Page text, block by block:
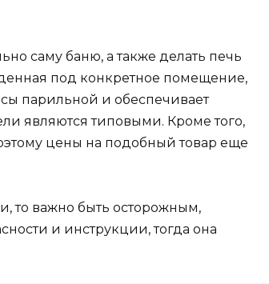
саму баню, а также делать печь
под конкретное помещение,
парильной и обеспечивает
являются типовыми. Кроме того,
цены на подобный товар еще
то важно быть осторожным,
и инструкции, тогда она